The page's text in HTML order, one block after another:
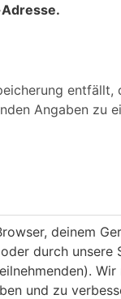
entfällt,
Angaben zu
deinem
durch unsere
Wir
und zu